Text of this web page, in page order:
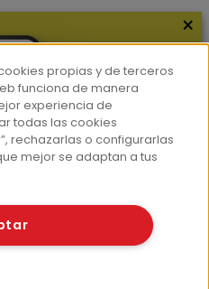
Consumer
EROSKI
cookies
×
propias y de terceros
funciona de manera
experiencia de
todas las cookies
rechazarlas o configurarlas
mejor se adaptan a tus